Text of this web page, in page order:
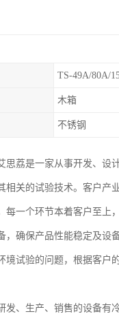
TS-49A/80A/
木箱
不锈钢
思荔是一家从事开发、设
相关的试验技术。客户产
每一个环节本着客户至上
，确保产品性能稳定及设
境试验的问题，根据客户
发、生产、销售的设备有